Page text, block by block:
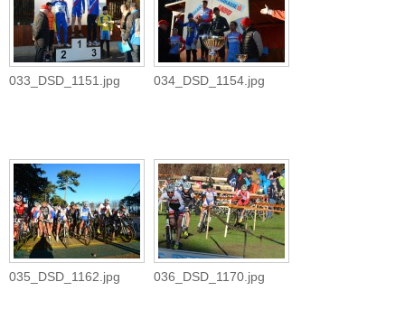
033_DSD_1151.jpg 034_DSD_1154.jpg
035_DSD_1162.jpg 036_DSD_1170.jpg